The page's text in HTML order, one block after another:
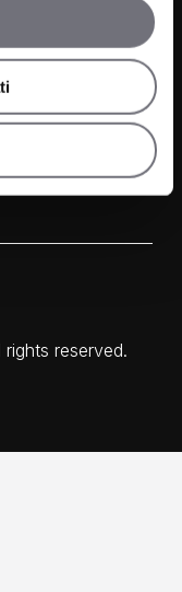
rights reserved.